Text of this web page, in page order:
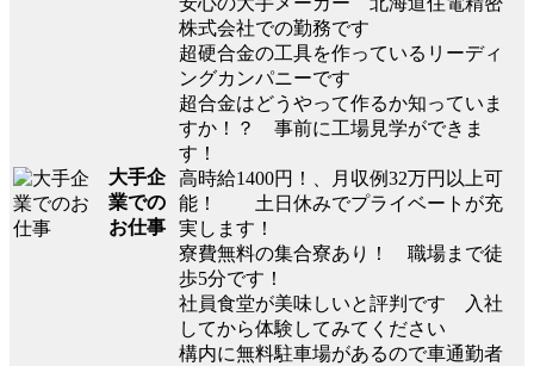
大手企
業での
お仕事
株式会社での勤務です
超硬合金の工具を作っているリーディ
ングカンパニーです
超合金はどうやって作るか知っていま
すか！？ 事前に工場見学ができま
す！
高時給1400円！、月収例32万円以上可
能！ 土日休みでプライベートが充
実します！
寮費無料の集合寮あり！ 職場まで徒
歩5分です！
社員食堂が美味しいと評判です 入社
してから体験してみてください
構内に無料駐車場があるので車通勤者